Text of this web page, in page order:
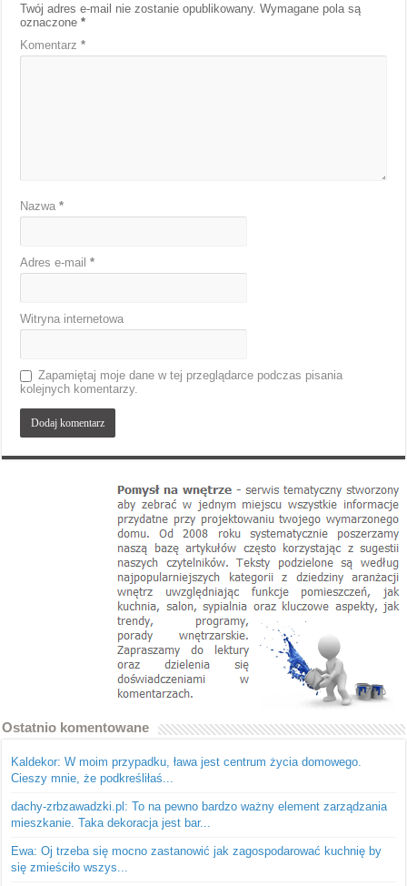
Twój adres e-mail nie zostanie opublikowany. Wymagane pola są
oznaczone*
Komentarz*
Nazwa*
Adres e-mail*
Witryna internetowa
Zapamiętaj moje dane w tej przeglądarce podczas pisania
kolejnych komentarzy.
Ostatnio komentowane
Kaldekor: W moim przypadku, ława jest centrum życia domowego.
Cieszy mnie, że podkreśliłaś...
dachy-zrbzawadzki.pl: To na pewno bardzo ważny element zarządzania
mieszkanie. Taka dekoracja jest bar...
Ewa: Oj trzeba się mocno zastanowić jak zagospodarować kuchnię by
się zmieściło wszys...